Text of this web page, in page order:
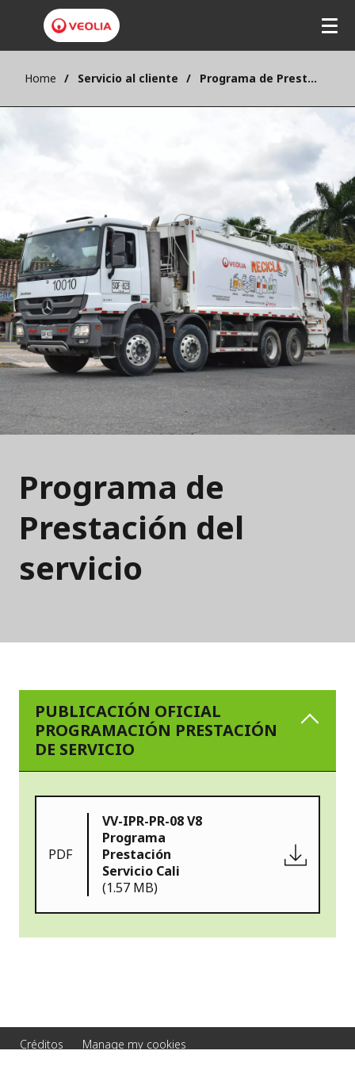
Home Servicio al cliente Programa de Prestación del Servicio
Programa de
Prestación del
servicio
PUBLICACIÓN OFICIAL
PROGRAMACIÓN PRESTACIÓN
DE SERVICIO
PDF
VV-IPR-PR-08 V8
Programa
Prestación
Servicio Cali
(1.57 MB)
Créditos Manage my cookies